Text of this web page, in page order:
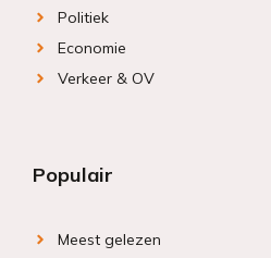
Politiek
Economie
Verkeer & OV
Populair
Meest gelezen